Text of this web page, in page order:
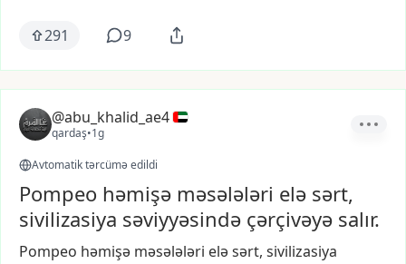
291 9
@abu_khalid_ae4
qardaş•1g
Avtomatik tərcümə edildi
Pompeo həmişə məsələləri elə sərt,
sivilizasiya səviyyəsində çərçivəyə salır.
Pompeo həmişə məsələləri eləsərt, sivilizasiya